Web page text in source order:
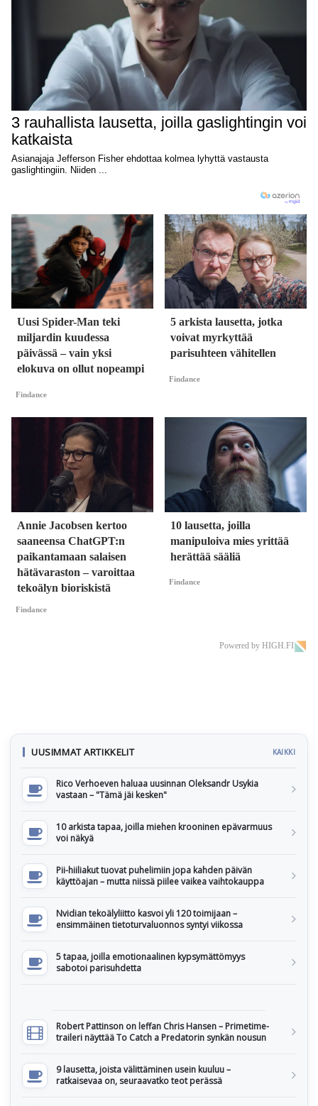
Uusi Spider-Man teki
miljardin kuudessa
päivässä – vain yksi
elokuva on ollut nopeampi
Findance
5 arkista lausetta, jotka
voivat myrkyttää
parisuhteen vähitellen
Findance
Annie Jacobsen kertoo
saaneensa ChatGPT:n
paikantamaan salaisen
hätävaraston – varoittaa
tekoälyn bioriskistä
Findance
10 lausetta, joilla
manipuloiva mies yrittää
herättää sääliä
Findance
Powered by HIGH.FI
UUSIMMAT ARTIKKELIT KAIKKI
Rico Verhoeven haluaa uusinnan Oleksandr Usykia
vastaan – "Tämä jäi kesken"
10 arkista tapaa, joilla miehen krooninen epävarmuus
voi näkyä
Pii-hiiliakut tuovat puhelimiin jopa kahden päivän
käyttöajan – mutta niissä piilee vaikea vaihtokauppa
Nvidian tekoälyliitto kasvoi yli 120 toimijaan –
ensimmäinen tietoturvaluonnos syntyi viikossa
5 tapaa, joilla emotionaalinen kypsymättömyys
sabotoi parisuhdetta
Robert Pattinson on leffan Chris Hansen – Primetime-
traileri näyttää To Catch a Predatorin synkän nousun
9 lausetta, joista välittäminen usein kuuluu –
ratkaisevaa on, seuraavatko teot perässä